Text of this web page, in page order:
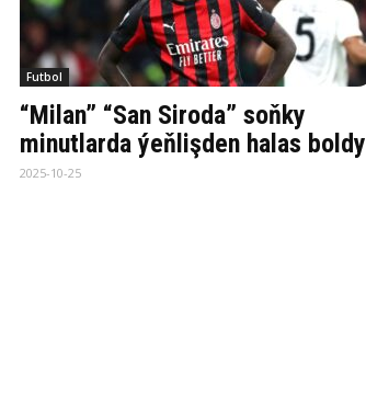
Futbol
“Milan” “San Siroda” soňky
minutlarda ýeňlişden halas boldy
2025-10-25